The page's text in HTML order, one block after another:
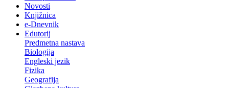
Novosti
Knjižnica
e-Dnevnik
Edutorij
Predmetna nastava
Biologija
Engleski jezik
Fizika
Geografija